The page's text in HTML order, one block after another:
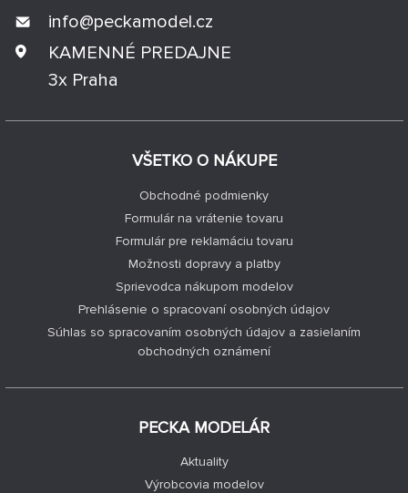
VŠETKO O NÁKUPE
Obchodné podmienky
Formulár na vrátenie tovaru
Formulár pre reklamáciu tovaru
Možnosti dopravy a platby
Sprievodca nákupom modelov
Prehlásenie o spracovaní osobných údajov
Súhlas so spracovaním osobných údajov a zasielaním
obchodných oznámení
PECKA MODELÁR
Aktuality
Výrobcovia modelov
info@peckamodel.cz
KAMENNÉ PREDAJNE
3x Praha